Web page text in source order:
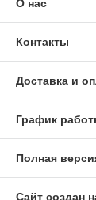
О нас
Контакты
Доставка и
График
Полная
Сайт создан